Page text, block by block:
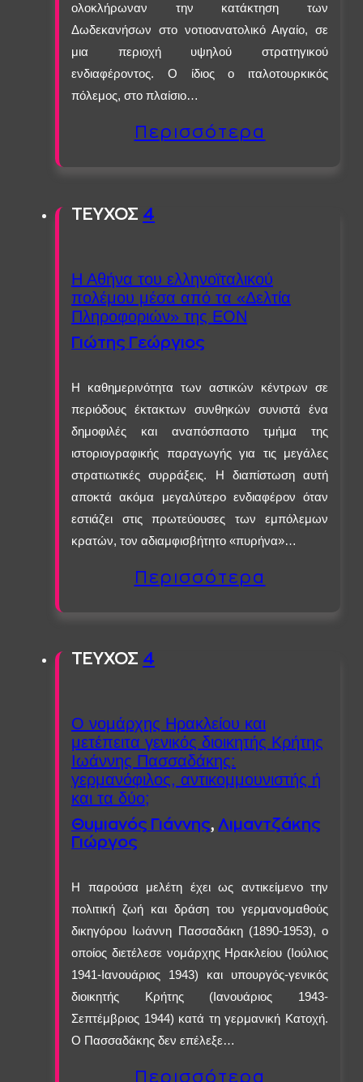
ολοκλήρωναν την κατάκτηση των
Δωδεκανήσων στο νοτιοανατολικό Αιγαίο, σε
μια περιοχή υψηλού στρατηγικού
ενδιαφέροντος. Ο ίδιος o ιταλοτουρκικός
πόλεμος, στο πλαίσιο…
Περισσότερα
ΤΕΥΧΟΣ 4
Η Αθήνα του ελληνοϊταλικού
πολέμου μέσα από τα «Δελτία
Πληροφοριών» της ΕΟΝ
Γιώτης Γεώργιος
Η καθημερινότητα των αστικών κέντρων σε
περιόδους έκτακτων συνθηκών συνιστά ένα
δημοφιλές και αναπόσπαστο τμήμα της
ιστοριογραφικής παραγωγής για τις μεγάλες
στρατιωτικές συρράξεις. Η διαπίστωση αυτή
αποκτά ακόμα μεγαλύτερο ενδιαφέρον όταν
εστιάζει στις πρωτεύουσες των εμπόλεμων
κρατών, τον αδιαμφισβήτητο «πυρήνα»…
Περισσότερα
ΤΕΥΧΟΣ 4
Ο νομάρχης Ηρακλείου και
μετέπειτα γενικός διοικητής Κρήτης
Ιωάννης Πασσαδάκης:
γερμανόφιλος, αντικομμουνιστής ή
και τα δύο;
Θυμιανός Γιάννης, Λιμαντζάκης
Γιώργος
Η παρούσα μελέτη έχει ως αντικείμενο την
πολιτική ζωή και δράση του γερμανομαθούς
δικηγόρου Ιωάννη Πασσαδάκη (1890-1953), ο
οποίος διετέλεσε νομάρχης Ηρακλείου (Ιούλιος
1941-Ιανουάριος 1943) και υπουργός-γενικός
διοικητής Κρήτης (Ιανουάριος 1943-
Σεπτέμβριος 1944) κατά τη γερμανική Κατοχή.
Ο Πασσαδάκης δεν επέλεξε…
Περισσότερα